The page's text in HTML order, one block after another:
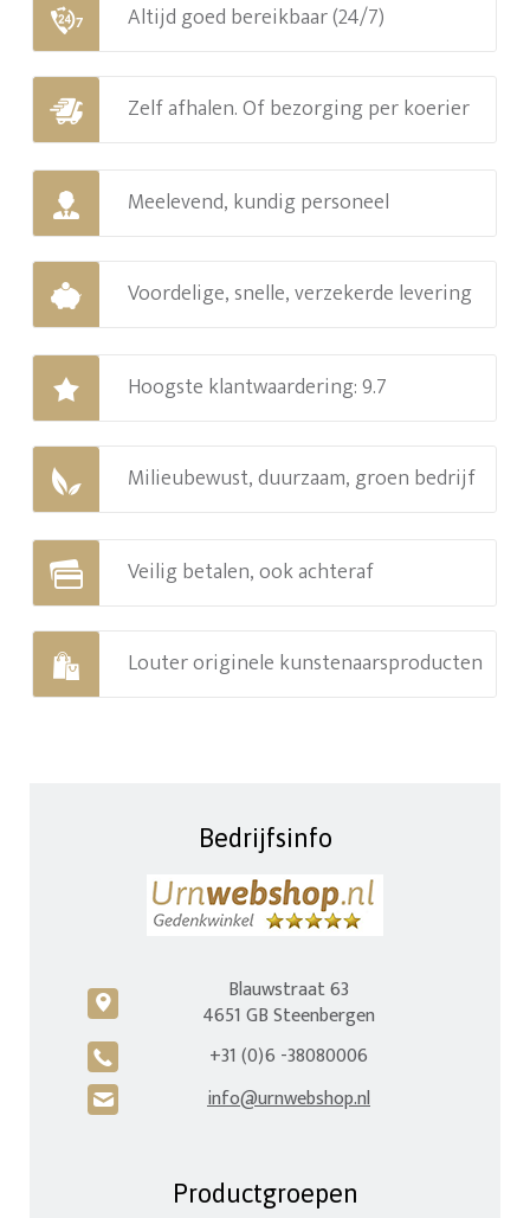
Altijd goed bereikbaar (24/7)
Zelf afhalen. Of bezorging per koerier
Meelevend, kundig personeel
Voordelige, snelle, verzekerde levering
Hoogste klantwaardering: 9.7
Milieubewust, duurzaam, groen bedrijf
Veilig betalen, ook achteraf
Louter originele kunstenaarsproducten
Bedrijfsinfo
c
Blauwstraat 63
4651 GB Steenbergen
A +31 (0)6 -38080006
H info@urnwebshop.nl
Productgroepen